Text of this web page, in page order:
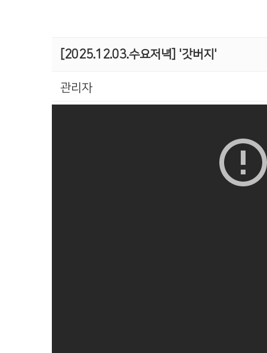
[2025.12.03.수요저녁] '갓버지'
관리자